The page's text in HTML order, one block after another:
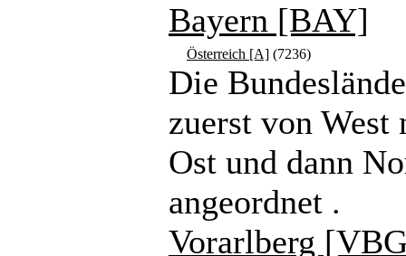
Bayern [BAY]
Österreich [A] (7236)
Die
zuerst von West
Ost und dann
angeordnet .
Vorarlberg